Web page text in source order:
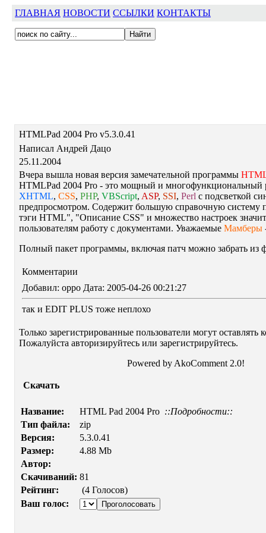
ГЛАВНАЯ НОВОСТИ ССЫЛКИ КОНТАКТЫ
HTMLPad 2004 Pro v5.3.0.41
Написал Андрей Дацо
25.11.2004
Вчера вышла новая версия замечательной программы
HTMLPad 2004 Pro - это мощный и многофункциональный
XHTML, CSS, PHP, VBScript, ASP, SSI, Perl с подсветкой
предпросмотром. Содержит большую справочную систему
тэги HTML", "Описание CSS" и множество настроек
пользователям работу с документами. Уважаемые Мамберы
Полный пакет программы, включая патч можно забрать из
Комментарии
Добавил: oppo Дата: 2005-04-26 00:21:27
так и EDIT PLUS тоже неплохо
Только зарегистрированные пользователи могут оставлять
Пожалуйста авторизируйтесь или зарегистрируйтесь.
Powered by AkoComment 2.0!
Cкачать
Название: HTML Pad 2004 Pro ::Подробности::
Тип файла:
zip
Версия:
5.3.0.41
Размер:
4.88 Mb
Автор:
Скачиваний: 81
Рейтинг:
(4 Голосов)
Ваш голос: